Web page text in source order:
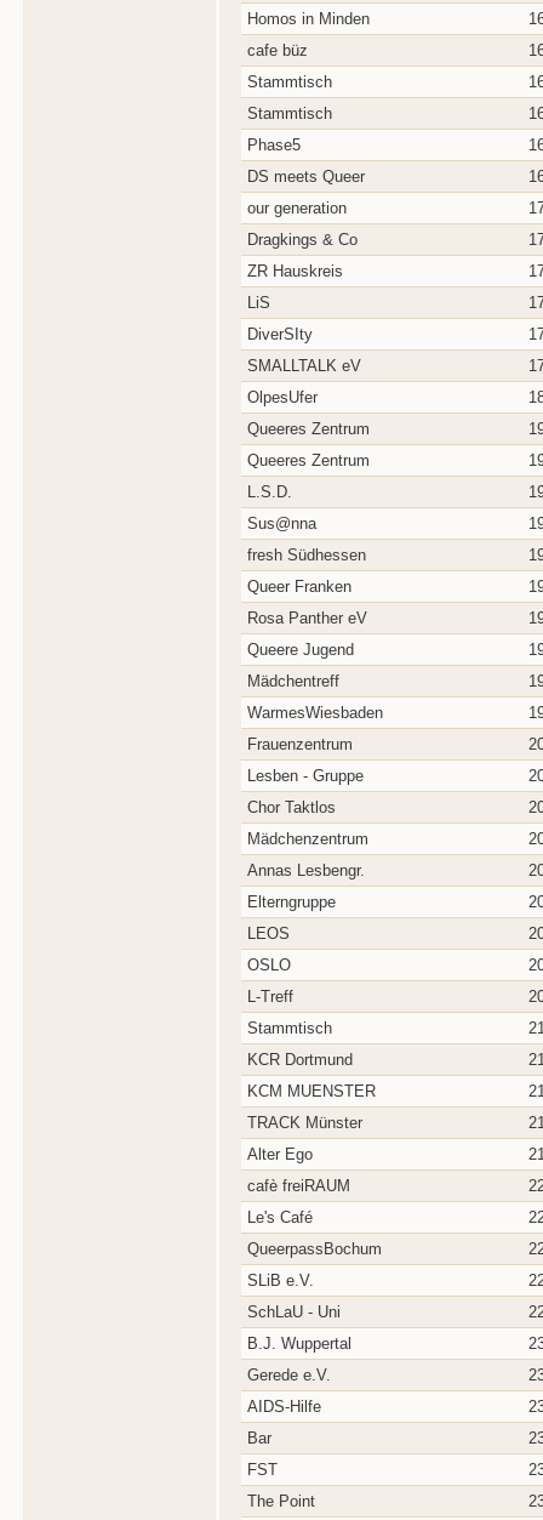
Homos in Minden
cafe büz
Stammtisch
Stammtisch
Phase5
DS meets Queer
our generation
Dragkings & Co
ZR Hauskreis
LiS
DiverSIty
SMALLTALK eV
OlpesUfer
Queeres Zentrum
Queeres Zentrum
L.S.D.
Sus@nna
fresh Südhessen
Queer Franken
Rosa Panther eV
Queere Jugend
Mädchentreff
WarmesWiesbaden
Frauenzentrum
Lesben - Gruppe
Chor Taktlos
Mädchenzentrum
Annas Lesbengr.
Elterngruppe
LEOS
OSLO
L-Treff
Stammtisch
KCR Dortmund
KCM MUENSTER
TRACK Münster
Alter Ego
cafè freiRAUM
Le's Café
QueerpassBochum
SLiB e.V.
SchLaU - Uni
B.J. Wuppertal
Gerede e.V.
AIDS-Hilfe
Bar
FST
The Point